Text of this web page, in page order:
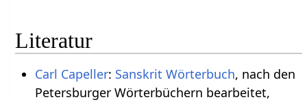
Literatur
Carl Capeller: Sanskrit Wörterbuch, nach den
Petersburger Wörterbüchern bearbeitet,